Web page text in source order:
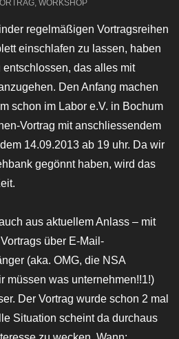
, WORKSHOP
regelmäßigen Vortragsreihen
einschlafen zu lassen, haben
das alles mit
Den Anfang machen
schon im Labor e.V. in Bochum
Vortrag mit anschliessendem
14.09.2013 ab 19 uhr. Da wir
gegönnt haben, wird das
aus aktuellem Anlass – mit
über E-Mail-
(aka. OMG, die NSA
müssen was unternehmen!!1!)
Der Vortrag wurde schon 2 mal
Situation scheint da durchaus